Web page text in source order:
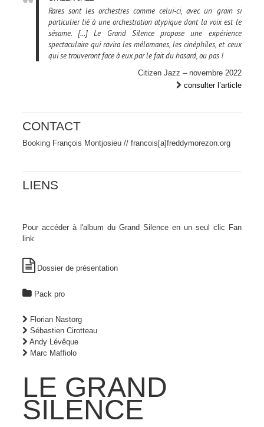
Rares sont les orchestres comme celui-ci, avec un grain si
particulier lié à une orchestration atypique dont la voix est le
sésame. […] Le Grand Silence propose une expérience
spectaculaire qui ravira les mélomanes, les cinéphiles, et ceux
qui se trouveront face à eux par le fait du hasard, ou pas !
Citizen Jazz – novembre 2022
consulter l’article
CONTACT
Booking François Montjosieu // francois[a]freddymorezon.org
LIENS
Pour accéder à l'album du Grand Silence en un seul clic Fan
link
Dossier de présentation
Pack pro
Florian Nastorg
Sébastien Cirotteau
Andy Lévêque
Marc Maffiolo
LE GRAND
SILENCE